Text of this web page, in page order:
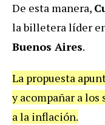
De esta manera,
la billetera líder
Buenos Aires.
La propuesta
y acompañar a
a la inflación.